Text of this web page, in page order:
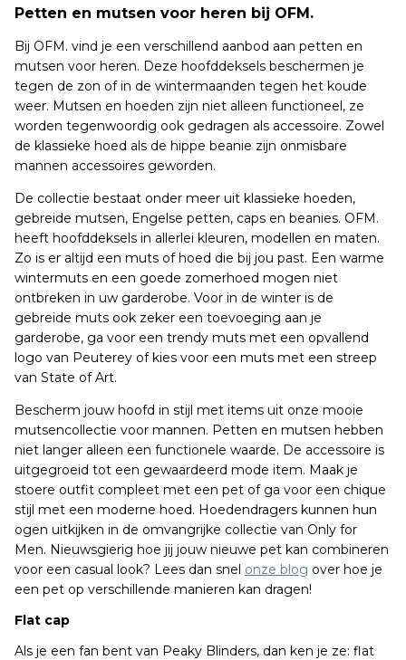
Petten en mutsen voor heren bij OFM.
Bij OFM. vind je een verschillend aanbod aan petten en
mutsen voor heren. Deze hoofddeksels beschermen je
tegen de zon of in de wintermaanden tegen het koude
weer. Mutsen en hoeden zijn niet alleen functioneel, ze
worden tegenwoordig ook gedragen als accessoire. Zowel
de klassieke hoed als de hippe beanie zijn onmisbare
mannen accessoires geworden.
De collectie bestaat onder meer uit klassieke hoeden,
gebreide mutsen, Engelse petten, caps en beanies. OFM.
heeft hoofddeksels in allerlei kleuren, modellen en maten.
Zo is er altijd een muts of hoed die bij jou past. Een warme
wintermuts en een goede zomerhoed mogen niet
ontbreken in uw garderobe. Voor in de winter is de
gebreide muts ook zeker een toevoeging aan je
garderobe, ga voor een trendy muts met een opvallend
logo van Peuterey of kies voor een muts met een streep
van State of Art.
Bescherm jouw hoofd in stijl met items uit onze mooie
mutsencollectie voor mannen. Petten en mutsen hebben
niet langer alleen een functionele waarde. De accessoire is
uitgegroeid tot een gewaardeerd mode item. Maak je
stoere outfit compleet met een pet of ga voor een chique
stijl met een moderne hoed. Hoedendragers kunnen hun
ogen uitkijken in de omvangrijke collectie van Only for
Men. Nieuwsgierig hoe jij jouw nieuwe pet kan combineren
voor een casual look? Lees dan snel onze blog over hoe je
een pet op verschillende manieren kan dragen!
Flat cap
Als je een fan bent van Peaky Blinders, dan ken je ze: flat